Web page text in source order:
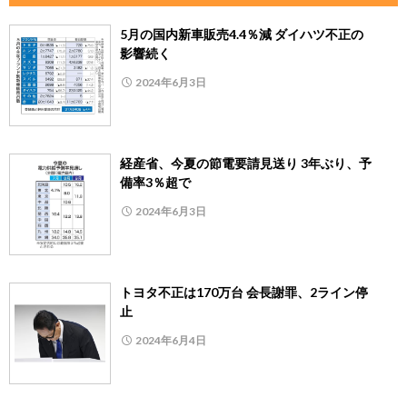
5月の国内新車販売4.4％減 ダイハツ不正の
影響続く
2024年6月3日
経産省、今夏の節電要請見送り 3年ぶり、予
備率3％超で
2024年6月3日
トヨタ不正は170万台 会長謝罪、2ライン停
止
2024年6月4日